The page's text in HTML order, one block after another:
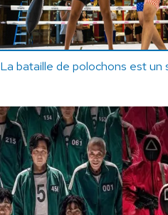
La bataille de polochons est un